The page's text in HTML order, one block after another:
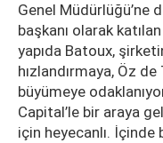
Genel Müdürlüğü’ne
başkanı olarak
yapıda Batoux,
hızlandırmaya, Öz
büyümeye
Capital’le bir araya
için heyecanlı. İçinde